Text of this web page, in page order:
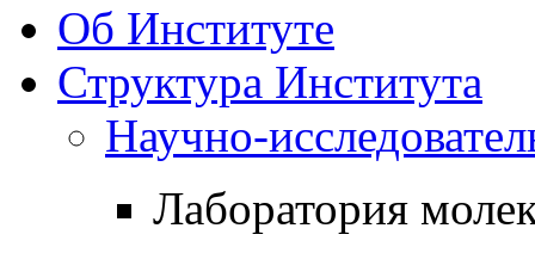
Об Институте
Структура Института
Научно-
Лаборатория